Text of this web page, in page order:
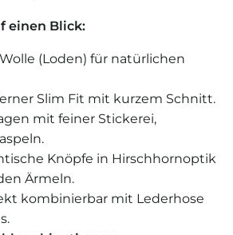
einen Blick:
Wolle (Loden) für natürlichen
Slim Fit mit kurzem Schnitt.
mit feiner Stickerei,
Knöpfe in Hirschhornoptik
Ärmeln.
kombinierbar mit Lederhose